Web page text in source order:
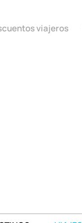
viajeros